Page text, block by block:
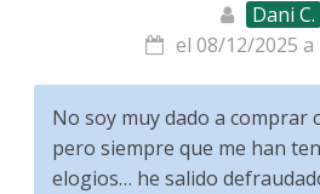
Dani C.
el 08/12/2025 a
No soy muy dado a comprar
pero siempre que me han
elogios… he salido